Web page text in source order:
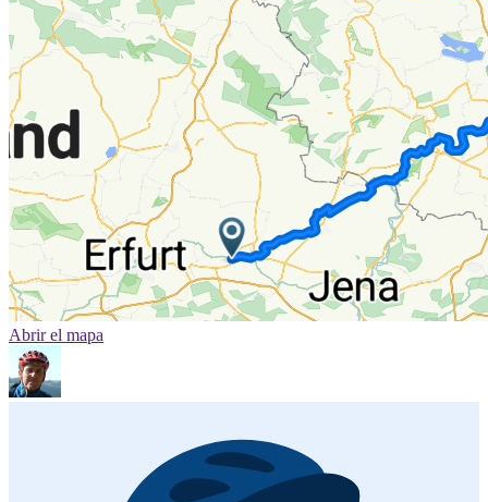
Abrir el mapa